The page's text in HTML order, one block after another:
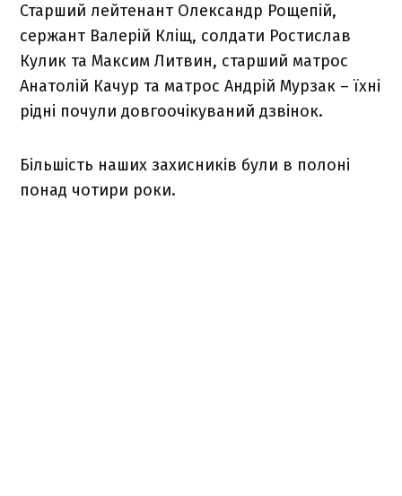
Старший лейтенант Олександр Рощепій,
сержант Валерій Кліщ, солдати Ростислав
Кулик та Максим Литвин, старший матрос
Анатолій Качур та матрос Андрій Мурзак – їхні
рідні почули довгоочікуваний дзвінок.
Більшість наших захисників були в полоні
понад чотири роки.